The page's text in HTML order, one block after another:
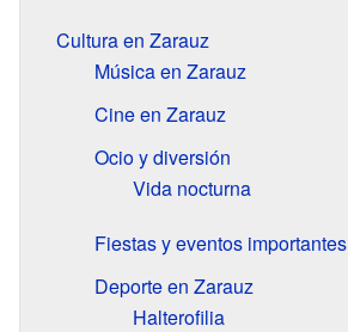
Cultura en Zarauz
Música en Zarauz
Cine en Zarauz
Ocio y diversión
Vida nocturna
Fiestas y eventos importantes
Deporte en Zarauz
Halterofilia